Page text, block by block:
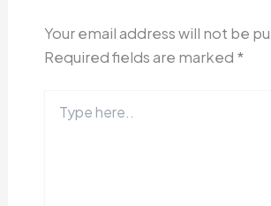
Your email address will not be
Required fields are marked *
here..